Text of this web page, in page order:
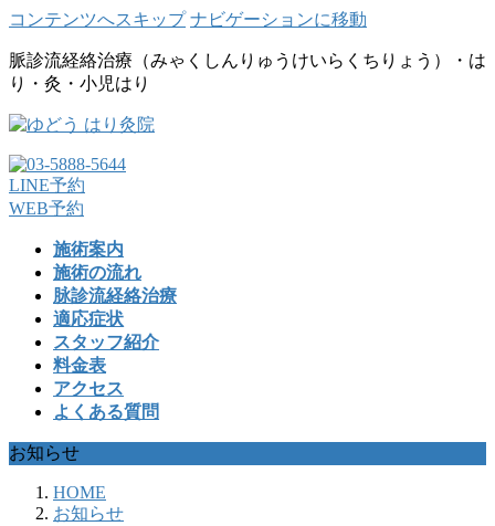
コンテンツへスキップ ナビゲーションに移動
脈診流経絡治療（みゃくしんりゅうけいらくちりょう）・は
り・灸・小児はり
LINE予約
WEB予約
施術案内
施術の流れ
脉診流経絡治療
適応症状
スタッフ紹介
料金表
アクセス
よくある質問
お知らせ
HOME
お知らせ